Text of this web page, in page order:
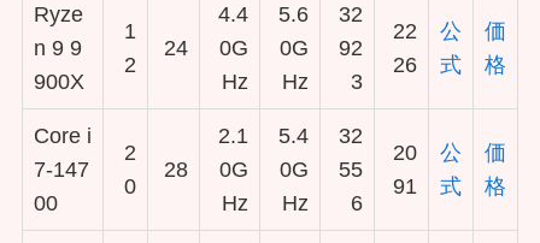
Ryze
n 9 9
900X
1
2
24
4.4
0G
Hz
5.6
0G
Hz
32
92
3
22
26
公
式
価
格
Core i
7-147
00
2
0
28
2.1
0G
Hz
5.4
0G
Hz
32
55
6
20
91
公
式
価
格